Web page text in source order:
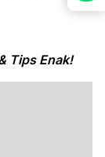
Tips Enak!